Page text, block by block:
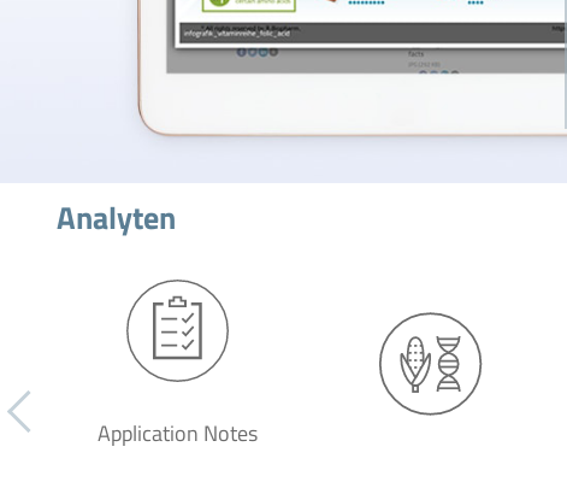
Analyten
Application Notes